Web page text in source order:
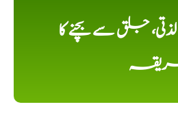
جلق سے بچنے کا